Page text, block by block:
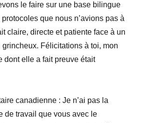
le faire sur une base bilingue
protocoles que nous n’avions pas à
claire, directe et patiente face à un
Félicitations à toi, mon
dont elle a fait preuve était
canadienne : Je n’ai pas la
de travail que vous avec le